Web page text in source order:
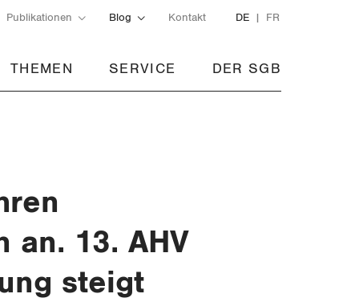
Publikationen Blog Kontakt DE FR
THEMEN SERVICE DER SGB
an. 13. AHV
steigt